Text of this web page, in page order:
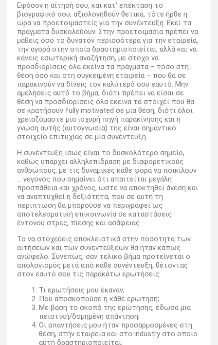
Εφόσον η αίτησή σου, και κατ’ επέκταση το
βιογραφικό σου, αξιολογηθούν θετικά, τότε ήρθε η
ώρα να προετοιμαστείς για την συνέντευξη. Εκεί τα
πράγματα δυσκολεύουν. Στην προετοιμασία πρέπει να
μάθεις όσο το δυνατόν περισσότερα για την εταιρεία,
την αγορά στην οποία δραστηριοποιείται, αλλά και να
κάνεις εσωτερική αναζήτηση, με στόχο να
προσδιορίσεις όλα εκείνα τα πράγματα – τόσο στη
θέση όσο και στη συγκειμένη εταιρεία – που θα σε
παρακινούν να δίνεις τον καλύτερό σου εαυτό. Μην
αμελήσεις αυτό το βήμα, διότι πρέπει να είσαι σε
θέση να προσδιορίσεις όλα εκείνα τα στοιχεί που θα
σε κρατήσουν fully motivated σε μια θέση, διότι όλοι
χρειαζόμαστε μια ισχυρή πηγή παρακίνησης και η
γνώση αυτής (αυτογνωσία) της είναι σημαντικό
στοιχείο επιτυχίας σε μια συνέντευξη.
Η συνέντευξη ίσως είναι το δυσκολότερο σημείο,
καθώς υπάρχει αλληλεπίδραση με διαφορετικούς
ανθρώπους, με τις δυναμικές κάθε φορά να ποικίλουν
… γεγονός που σημαίνει ότι απαιτείται μεγάλη
προσπάθεια και χρόνος, ώστε να αποκτηθεί άνεση και
να αναπτυχθεί η δεξιότητα, που σε αυτή τη
περίπτωση θα μπορούσε να περιγραφεί ως
αποτελεσματική επικοινωνία σε καταστάσεις
έντονου στρες, πίεσης και ασάφειας.
Το να στοχεύεις αποκλειστικά στην ποσότητα των
αιτήσεων και των συνεντεύξεων θα ήταν κάπως
ανώφελο. Συνεπώς, σαν τελικό βήμα προτείνεται ο
απολογισμός μετά από κάθε συνέντευξη, θέτοντας
στον εαυτό σου τις παρακάτω ερωτήσεις:
Τι ερωτήσεις μου έκαναν;
Που αποσκοπούσε η κάθε ερώτηση;
Με βάση το σκοπό της ερώτησης, έδωσα μια
πειστική/δομημένη απάντηση;
Οι απαντήσεις μου ήταν προσαρμοσμένες στη
θέση, στην εταιρεία και στο industry στο οποίο
αυτή δραστηριοποιείται;